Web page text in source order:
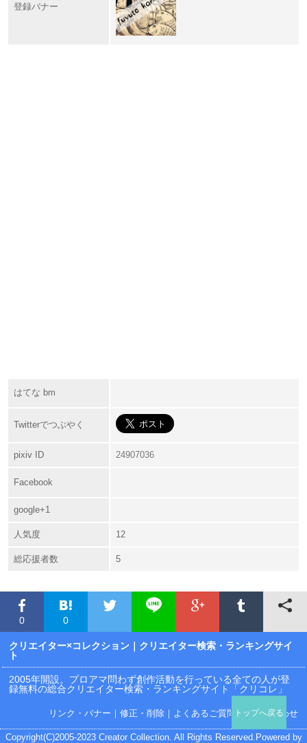
登録バナー
はてな bm
Twitterでつぶやく
pixiv ID 24907036
Facebook
google+1
人気度 12
総応援者数 5
0 0
クリエイター×コレクション ｜クリエイター検索・ランキングサイ
ト
2005年開設。プロアマ問わず創作活動を行っている全ての人が登
録無料の総合クリエイター検索・ランキングサイト「クリコレ」
リンク・バナー ｜ 修正・削除 ｜ よくあるご質問 ｜お問い合わせ
Copyright(C)2005-2023 Creator Collection. All Rights Reserved.Powered by
トップへ戻る